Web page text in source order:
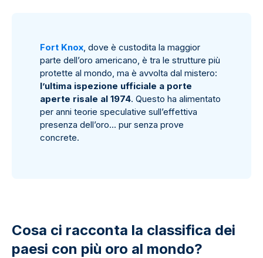
Fort Knox, dove è custodita la maggior
parte dell’oro americano, è tra le strutture più
protette al mondo, ma è avvolta dal mistero:
l’ultima ispezione ufficiale a porte
aperte risale al 1974. Questo ha alimentato
per anni teorie speculative sull’effettiva
presenza dell’oro... pur senza prove
concrete.
Cosa ci racconta la classifica dei
paesi con più oro al mondo?